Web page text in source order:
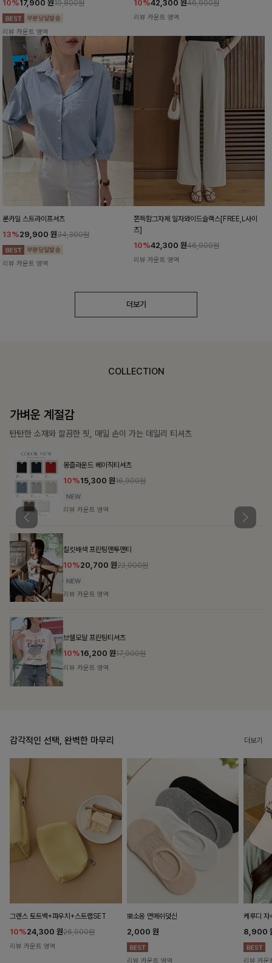
10%17,900 원19,800원
리뷰 카운트 영역
10%42,300 원46,900원
리뷰 카운트 영역
룬카일 스트라이프셔츠
13%29,900 원34,300원
리뷰 카운트 영역
쫀득함그자체 일자와이드슬랙스[FREE,L사이
즈]
10%42,300 원46,900원
리뷰 카운트 영역
더보기
COLLECTION
가장 쉬운 코디
특별한 날부터 일상까지 함께하는 룩
57,600
밴스트라이프 스트링원피스
25%35,100 원46,800원
리뷰 카운트 영역
감각적인 선택, 완벽한 마무리 더보기
그렌스 토트백+파우치+스트랩SET
10%24,300 원26,900원
리뷰 카운트 영역
뽀소옹 면메쉬덧신
2,000 원
리뷰 카운트 영역
케루디 자
8,900
리뷰 카운